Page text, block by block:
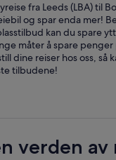
fra Leeds (LBA) til
og spar enda mer!
kan du spare
måter å spare
dine reiser hos oss, så
tilbudene!
verden av